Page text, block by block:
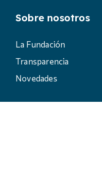
Sobre nosotros
La Fundación
Transparencia
Novedades